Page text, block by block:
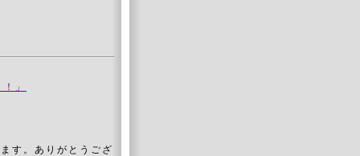
」
す。ありがとうござ